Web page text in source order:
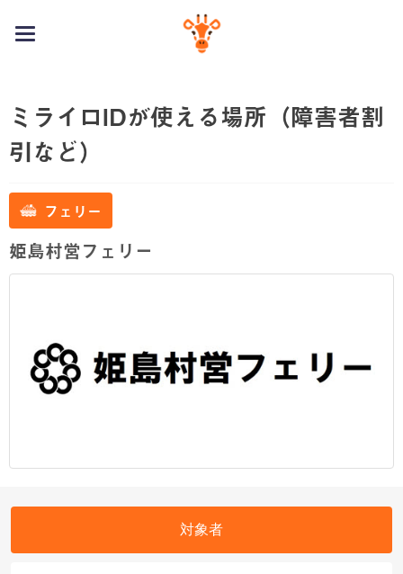
toggle
ミライロIDが使える場所（障害者割
引など）
フェリー
姫島村営フェリー
対象者